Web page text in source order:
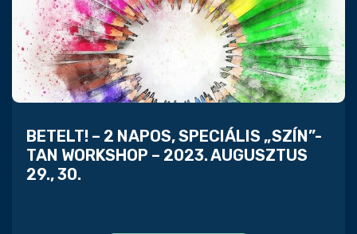
BETELT! – 2 NAPOS, SPECIÁLIS „SZÍN”-
TAN WORKSHOP – 2023. AUGUSZTUS
29., 30.